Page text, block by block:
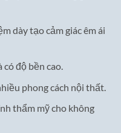
dày tạo cảm giác êm ái
có độ bền cao.
phong cách nội thất.
thẩm mỹ cho không